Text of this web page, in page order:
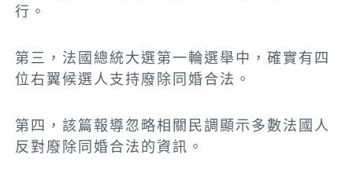
行。
第三，法國總統大選第一輪選舉中，確實有四
位右翼候選人支持廢除同婚合法。
第四，該篇報導忽略相關民調顯示多數法國人
反對廢除同婚合法的資訊。